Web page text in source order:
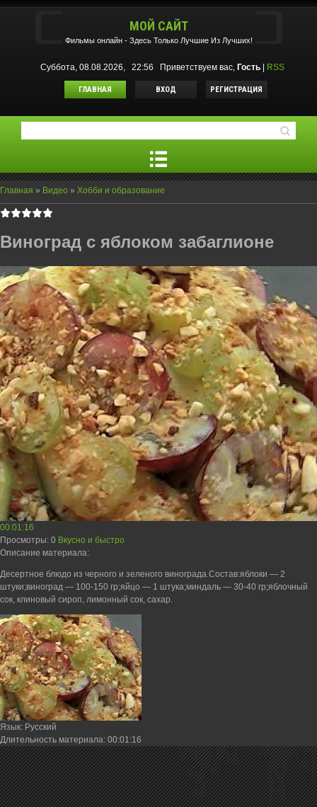
МОЙ САЙТ
Фильмы oнлайн - Здесь Только Лучшие Из Лучших!
Суббота, 08.08.2026, 22:56 Приветствуем вас, Гость| RSS
ГЛАВНАЯ ВХОД РЕГИСТРАЦИЯ
Главная » Видео » Хобби и образование
Виноград с яблоком забаглионе
00:01:16
Просмотры: 0 Вкусно и быстро
Описание материала:
Десертное блюдо из черного и зеленого винограда.Состав:яблоки — 2
штуки;виноград — 100-150 гр;яйцо — 1 штука;миндаль — 30-40 гр;яблочный
сок, клиновый сироп, лимонный сок, сахар.
Язык: Русский
Длительность материала: 00:01:16